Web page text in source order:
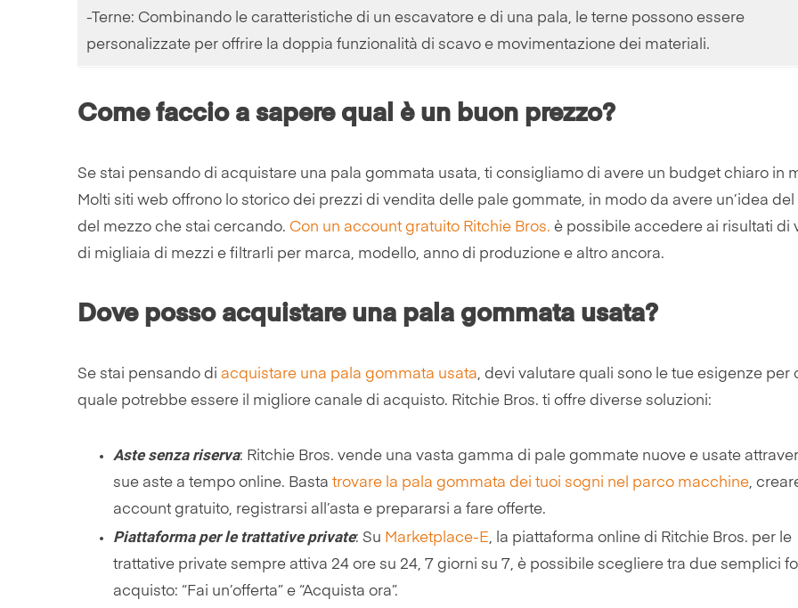
-Terne: Combinando le caratteristiche di un escavatore e di una pala, le terne possono essere
personalizzate per offrire la doppia funzionalità di scavo e movimentazione dei materiali.
Come faccio a sapere qual è un buon prezzo?
Se stai pensando di acquistare una pala gommata usata, ti consigliamo di avere un budget chiaro in
Molti siti web offrono lo storico dei prezzi di vendita delle pale gommate, in modo da avere un’idea
del mezzo che stai cercando. Con un account gratuito Ritchie Bros. è possibile accedere ai risultati di
di migliaia di mezzi e filtrarli per marca, modello, anno di produzione e altro ancora.
Dove posso acquistare una pala gommata usata?
Se stai pensando di acquistare una pala gommata usata, devi valutare quali sono le tue esigenze per
quale potrebbe essere il migliore canale di acquisto. Ritchie Bros. ti offre diverse soluzioni:
Aste senza riserva: Ritchie Bros. vende una vasta gamma di pale gommate nuove e usate
sue aste a tempo online. Basta trovare la pala gommata dei tuoi sogni nel parco macchine,
account gratuito, registrarsi all’asta e prepararsi a fare offerte.
Piattaforma per le trattative private: Su Marketplace-E, la piattaforma online di Ritchie Bros. per le
trattative private sempre attiva 24 ore su 24, 7 giorni su 7, è possibile scegliere tra due semplici
acquisto: “Fai un’offerta” e “Acquista ora”.